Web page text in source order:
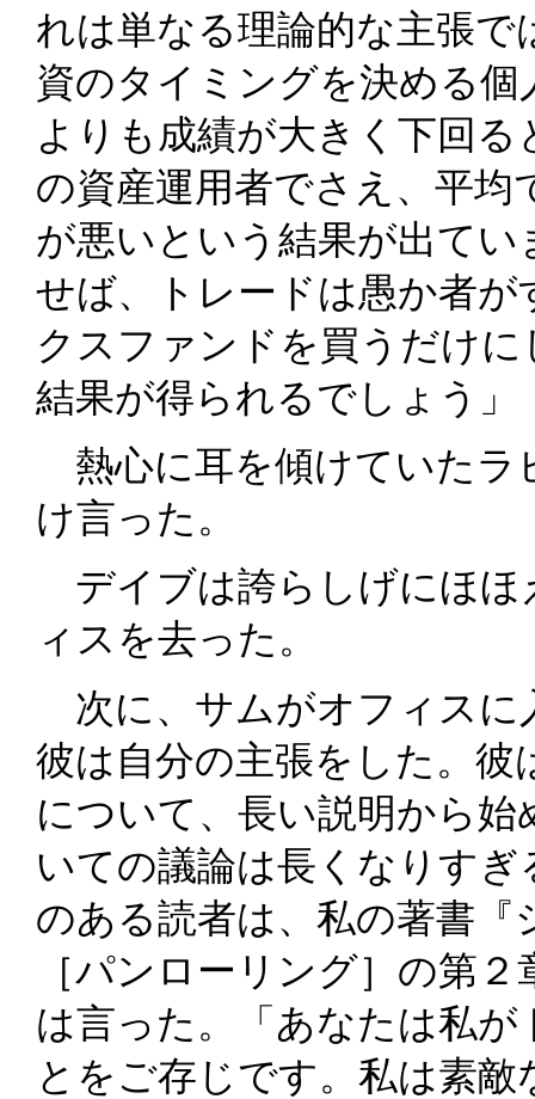
れは単なる理論的な主張
資のタイミングを決める
よりも成績が大きく下回
の資産運用者でさえ、平均
が悪いという結果が出て
せば、トレードは愚か者
クスファンドを買うだけ
結果が得られるでしょう」
熱心に耳を傾けていたラ
け言った。
デイブは誇らしげにほほ
ィスを去った。
次に、サムがオフィスに
彼は自分の主張をした。彼
について、長い説明から
いての議論は長くなりす
のある読者は、私の著書
［パンローリング］の第
は言った。「あなたは私
とをご存じです。私は素